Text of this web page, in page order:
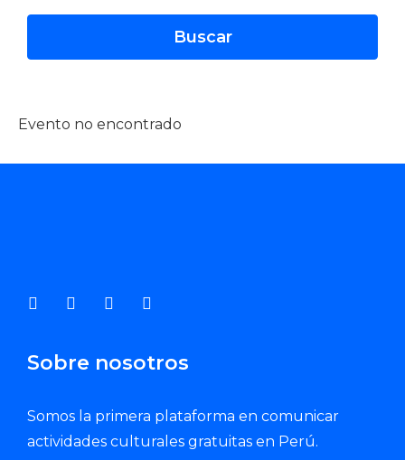
Evento no encontrado
Sobre nosotros
Somos la primera plataforma en comunicar
actividades culturales gratuitas en Perú.